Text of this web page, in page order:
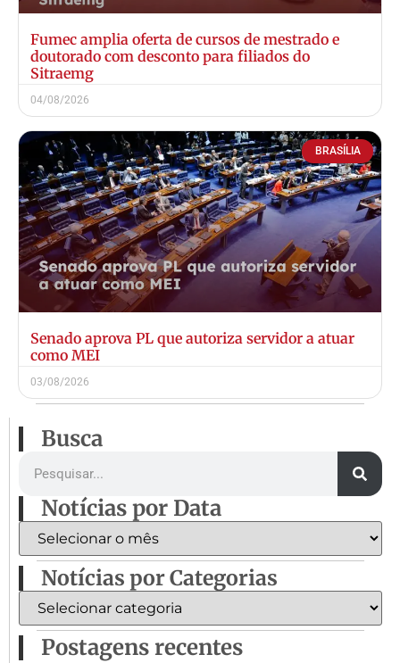
Fumec amplia oferta de cursos de mestrado e
doutorado com desconto para filiados do
Sitraemg
04/08/2026
BRASÍLIA
Senado aprova PL que autoriza servidor a atuar
como MEI
03/08/2026
Busca
Notícias por Data
Notícias por Categorias
Postagens recentes